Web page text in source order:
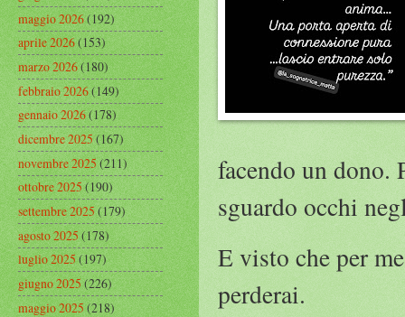
facendo un dono.
sguardo occhi
E visto che per
perderai.
maggio 2026(192)
aprile 2026(153)
marzo 2026(180)
febbraio 2026(149)
gennaio 2026(178)
dicembre 2025(167)
novembre 2025(211)
ottobre 2025(190)
settembre 2025(179)
agosto 2025(178)
luglio 2025(197)
giugno 2025(226)
maggio 2025(218)